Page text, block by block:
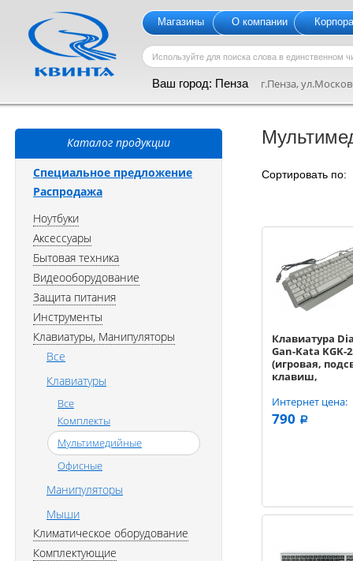
Магазины О компании
Ваш город: Пенза г.Пенза,
Сортировать
Клавиатура
Gan-Kata KGK-
(игровая,
клавиш,
черный
Интернет цена:
790 a
Каталог продукции
Специальное предложение
Распродажа
Ноутбуки
Аксессуары
Бытовая техника
Видеооборудование
Защита питания
Инструменты
Клавиатуры, Манипуляторы
Все
Клавиатуры
Все
Комплекты
Мультимедийные
Офисные
Манипуляторы
Мыши
Климатическое оборудование
Комплектующие